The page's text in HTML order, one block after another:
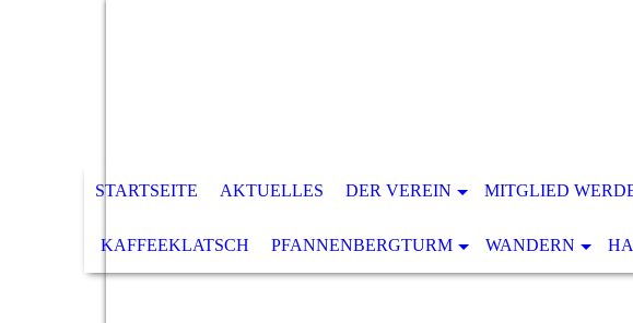
STARTSEITE AKTUELLES DER VEREIN MITGLIED
KAFFEEKLATSCH PFANNENBERGTURM WANDERN